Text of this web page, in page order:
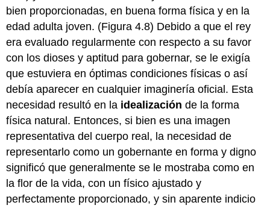
bien proporcionadas, en buena forma física y en la
edad adulta joven. (Figura 4.8) Debido a que el rey
era evaluado regularmente con respecto a su favor
con los dioses y aptitud para gobernar, se le exigía
que estuviera en óptimas condiciones físicas o así
debía aparecer en cualquier imaginería oficial. Esta
necesidad resultó en la idealización de la forma
física natural. Entonces, si bien es una imagen
representativa del cuerpo real, la necesidad de
representarlo como un gobernante en forma y digno
significó que generalmente se le mostraba como en
la flor de la vida, con un físico ajustado y
perfectamente proporcionado, y sin aparente indicio